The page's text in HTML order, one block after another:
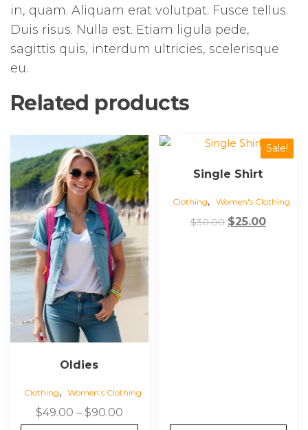
in, quam. Aliquam erat volutpat. Fusce tellus.
Duis risus. Nulla est. Etiam ligula pede,
sagittis quis, interdum ultricies, scelerisque
eu.
Related products
Oldies
Clothing, Women's Clothing
$49.00 – $90.00
Sale!
Single Shirt
Clothing, Women's Clothing
$30.00 $25.00